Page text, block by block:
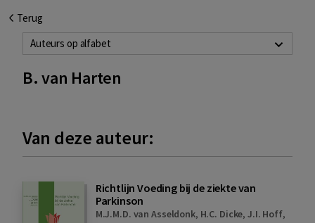
Terug
Auteurs op alfabet
B. van Harten
Van deze auteur:
Richtlijn Voeding bij de ziekte van
Parkinson
M.J.M.D. van Asseldonk, H.C. Dicke,J.I. Hoff,